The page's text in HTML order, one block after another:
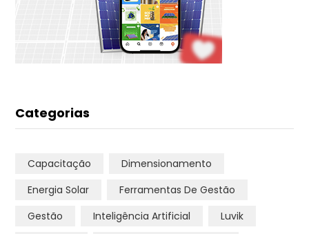
Renato do Luvik
online
Categorias
Capacitação
Dimensionamento
Energia Solar
Ferramentas De Gestão
Gestão
Inteligência Artificial
Luvik